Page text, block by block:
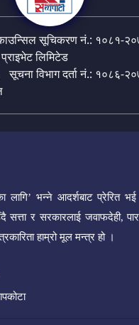
सूचिकरण नं.: १०८१-
लिमिटेड
सूचना विभाग दर्ता नं.: १०८६-
लागि’ भन्ने आदर्शबाट प्रेरित भई
सत्ता र सरकारलाई जवाफदेही,
हाम्रो मूल मन्त्र हो ।